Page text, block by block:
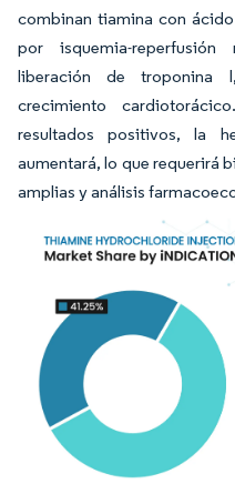
combinan tiamina con
por isquemia-
liberación de troponina
crecimiento
resultados positivos, la
aumentará, lo que requerirá
amplias y análisis